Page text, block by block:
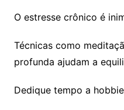
O estresse crônico é
Técnicas como
profunda ajudam a
Dedique tempo a